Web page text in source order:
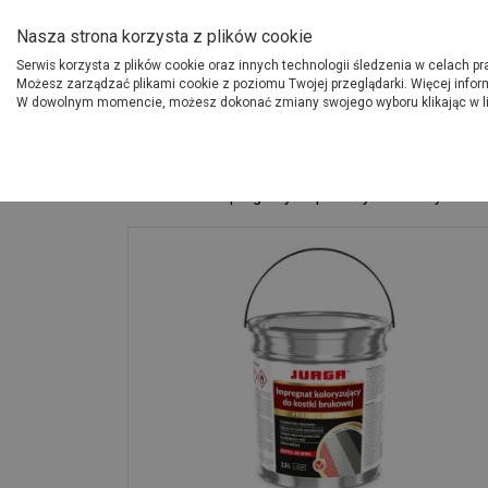
Produkty
O Grupie PSB
Nasza strona korzysta z plików cookie
Serwis korzysta z plików cookie oraz innych technologii śledzenia w celach
Możesz zarządzać plikami cookie z poziomu Twojej przeglądarki. Więcej
W dowolnym momencie, możesz dokonać zmiany swojego wyboru klikając w